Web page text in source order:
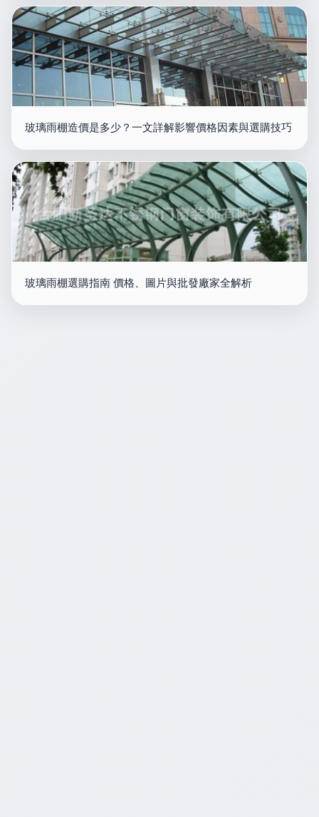
玻璃雨棚造價是多少？一文詳解影響價格因素與選購技巧
玻璃雨棚選購指南 價格、圖片與批發廠家全解析